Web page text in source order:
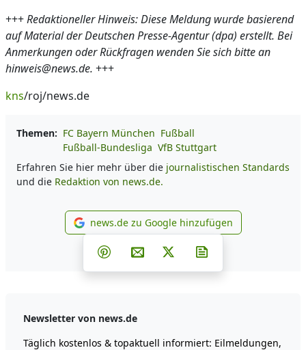
+++Redaktioneller Hinweis: Diese Meldung wurde basierend
auf Material der Deutschen Presse-Agentur (dpa) erstellt. Bei
Anmerkungen oder Rückfragen wenden Sie sich bitte an
hinweis@news.de. +++
kns/roj/news.de
Themen: FC Bayern München Fußball
Fußball-Bundesliga VfB Stuttgart
Erfahren Sie hier mehr über die journalistischen Standards
und die Redaktion von news.de.
news.de zu Google
news.de zu Google hinzufügen
Teilen auf Facebook
Teilen auf Whatsapp
Teilen auf Telegram
Teilen auf Pinterest
Per E-Mail teilen
Post auf X
Newsletter von news.de
Täglich kostenlos & topaktuell informiert: Eilmeldungen,